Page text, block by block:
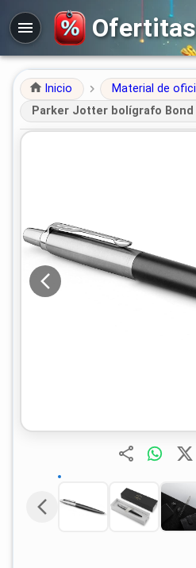
Inicio Material de
Parker Jotter bolígrafo